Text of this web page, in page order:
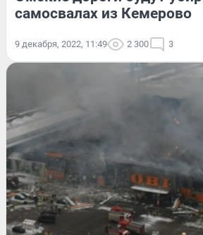
самосвалах из Кемерово
9 декабря, 2022, 11:49 2 300 3